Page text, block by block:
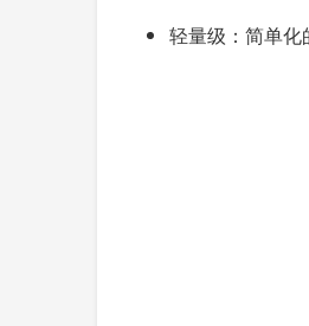
轻量级：简单化